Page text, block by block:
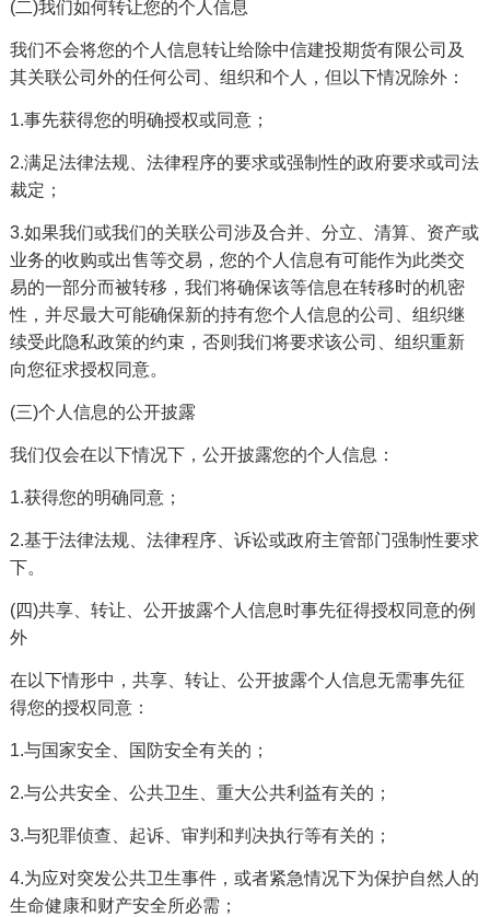
(二)我们如何转让您的个人信息
我们不会将您的个人信息转让给除中信建投期货有限公司及
其关联公司外的任何公司、组织和个人，但以下情况除外：
1.事先获得您的明确授权或同意；
2.满足法律法规、法律程序的要求或强制性的政府要求或司法
裁定；
3.如果我们或我们的关联公司涉及合并、分立、清算、资产或
业务的收购或出售等交易，您的个人信息有可能作为此类交
易的一部分而被转移，我们将确保该等信息在转移时的机密
性，并尽最大可能确保新的持有您个人信息的公司、组织继
续受此隐私政策的约束，否则我们将要求该公司、组织重新
向您征求授权同意。
(三)个人信息的公开披露
我们仅会在以下情况下，公开披露您的个人信息：
1.获得您的明确同意；
2.基于法律法规、法律程序、诉讼或政府主管部门强制性要求
下。
(四)共享、转让、公开披露个人信息时事先征得授权同意的例
外
在以下情形中，共享、转让、公开披露个人信息无需事先征
得您的授权同意：
1.与国家安全、国防安全有关的；
2.与公共安全、公共卫生、重大公共利益有关的；
3.与犯罪侦查、起诉、审判和判决执行等有关的；
4.为应对突发公共卫生事件，或者紧急情况下为保护自然人的
生命健康和财产安全所必需；